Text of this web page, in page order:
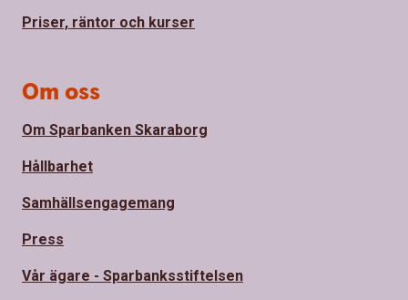
Priser, räntor och kurser
Om oss
Om Sparbanken Skaraborg
Hållbarhet
Samhällsengagemang
Press
Vår ägare - Sparbanksstiftelsen